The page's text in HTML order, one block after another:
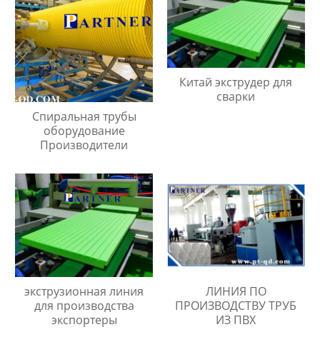
Спиральная трубы
оборудование
Производители
Китай экструдер для
сварки
экструзионная линия
для производства
экспортеры
ЛИНИЯ ПО
ПРОИЗВОДСТВУ ТРУБ
ИЗ ПВХ